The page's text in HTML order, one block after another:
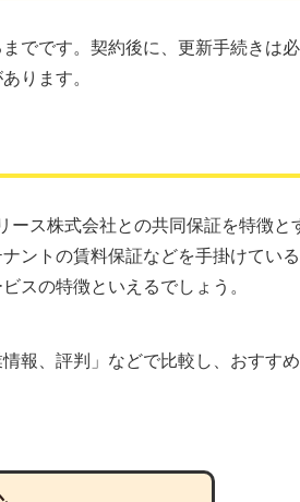
でです。契約後に、更新手続きは
ります。
ス株式会社との共同保証を特徴と
ントの賃料保証などを手掛けてい
スの特徴といえるでしょう。
報、評判」などで比較し、おすす